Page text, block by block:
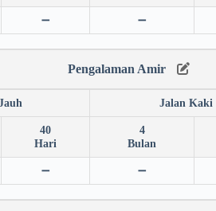
➖ ➖
Pengalaman Amir
Jalan Kaki
40
Hari
4
Bulan
➖ ➖